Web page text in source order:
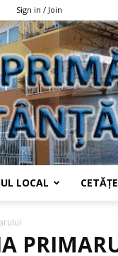
Sign in / Join
LOCAL